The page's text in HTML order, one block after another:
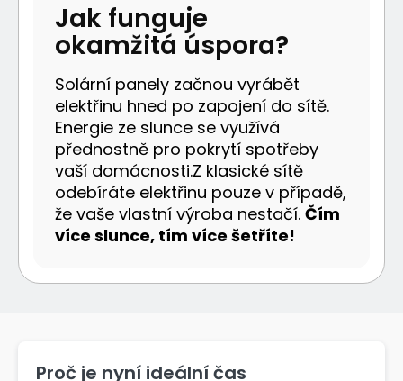
Jak funguje
okamžitá úspora?
Solární panely začnou vyrábět
elektřinu hned po zapojení do sítě.
Energie ze slunce se využívá
přednostně pro pokrytí spotřeby
vaší domácnosti.Z klasické sítě
odebíráte elektřinu pouze v případě,
že vaše vlastní výroba nestačí. Čím
více slunce, tím více šetříte!
Proč je nyní ideální čas